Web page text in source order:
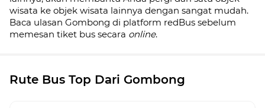
wisata ke objek wisata lainnya dengan sangat mudah.
Baca ulasan Gombong di platform redBus sebelum
memesan tiket bus secara online.
Rute Bus Top Dari Gombong